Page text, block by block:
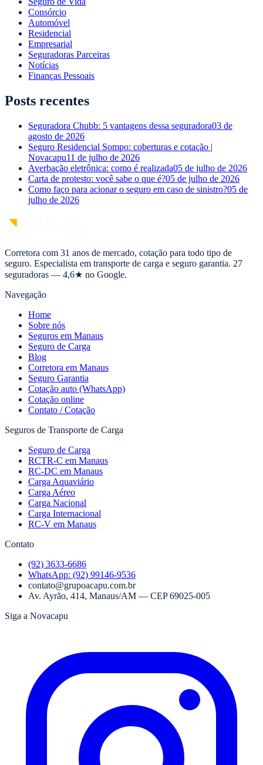
Consórcio
Automóvel
Residencial
Empresarial
Seguradoras Parceiras
Notícias
Finanças Pessoais
Posts recentes
Seguradora Chubb: 5 vantagens dessa seguradora03 de
agosto de 2026
Seguro Residencial Sompo: coberturas e cotação |
Novacapu11 de julho de 2026
Averbação eletrônica: como é realizada05 de julho de 2026
Carta de protesto: você sabe o que é?05 de julho de 2026
Como faço para acionar o seguro em caso de sinistro?05 de
julho de 2026
Corretora com 31 anos de mercado, cotação para todo tipo de
seguro. Especialista em transporte de carga e seguro garantia. 27
seguradoras — 4,6★ no Google.
Navegação
Home
Sobre nós
Seguros em Manaus
Seguro de Carga
Blog
Corretora em Manaus
Seguro Garantia
Cotação auto (WhatsApp)
Cotação online
Contato / Cotação
Seguros de Transporte de Carga
Seguro de Carga
RCTR-C em Manaus
RC-DC em Manaus
Carga Aquaviário
Carga Aéreo
Carga Nacional
Carga Internacional
RC-V em Manaus
Contato
(92) 3633-6686
WhatsApp: (92) 99146-9536
contato@grupoacapu.com.br
Av. Ayrão, 414, Manaus/AM — CEP69025-005
Siga a Novacapu